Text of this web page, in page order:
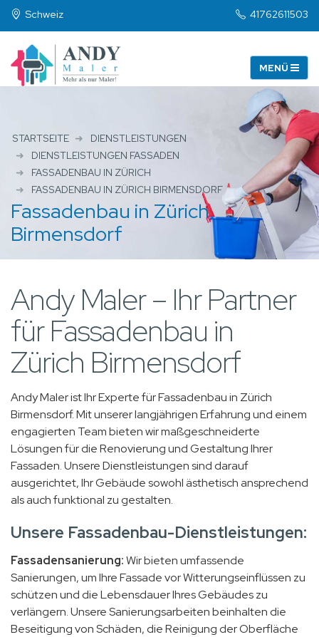
Schweiz 41762611503
STARTSEITE
DIENSTLEISTUNGEN
DIENSTLEISTUNGEN FASSADEN
FASSADENBAU IN ZÜRICH
FASSADENBAU IN ZÜRICH BIRMENSDORF
Fassadenbau in Zürich
Birmensdorf
Andy Maler – Ihr Partner
für Fassadenbau in
Zürich Birmensdorf
Andy Maler ist Ihr Experte für Fassadenbau in Zürich
Birmensdorf. Mit unserer langjährigen Erfahrung und einem
engagierten Team bieten wir maßgeschneiderte
Lösungen für die Renovierung und Gestaltung Ihrer
Fassaden. Unsere Dienstleistungen sind darauf
ausgerichtet, Ihr Gebäude sowohl ästhetisch ansprechend
als auch funktional zu gestalten.
Unsere Fassadenbau-Dienstleistungen:
Fassadensanierung:Wir bieten umfassende
Sanierungen, um Ihre Fassade vor Witterungseinflüssen zu
schützen und die Lebensdauer Ihres Gebäudes zu
verlängern. Unsere Sanierungsarbeiten beinhalten die
Beseitigung von Schäden, die Reinigung der Oberfläche